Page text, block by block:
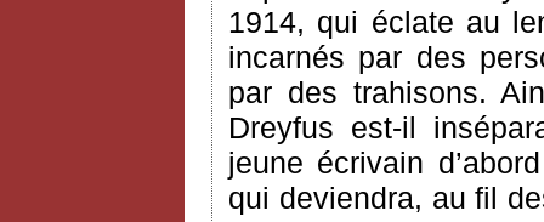
1914, qui éclate au
incarnés par des
par des trahisons.
Dreyfus est-il
jeune écrivain
qui deviendra, au fil